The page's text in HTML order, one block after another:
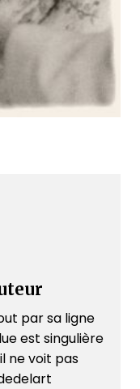
par sa ligne
est singulière
ne voit pas